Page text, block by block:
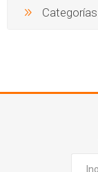
Categorías